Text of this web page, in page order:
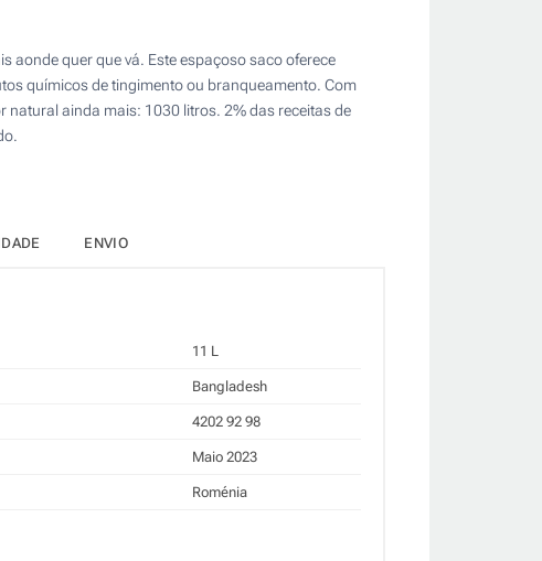
aonde quer que vá. Este espaçoso saco oferece
químicos de tingimento ou branqueamento. Com
ainda mais: 1030 litros. 2% das receitas de
ENVIO
11 L
Bangladesh
4202 92 98
Maio 2023
Roménia